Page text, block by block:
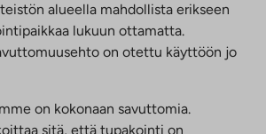
alueella mahdollista erikseen
lukuun ottamatta.
on otettu käyttöön jo
on kokonaan savuttomia.
sitä, että tupakointi on